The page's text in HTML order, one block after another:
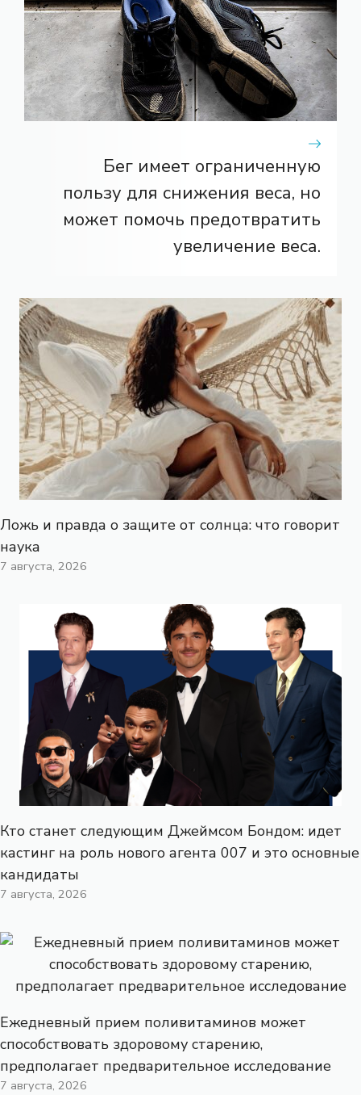
Бег имеет ограниченную
пользу для снижения веса, но
может помочь предотвратить
увеличение веса.
Ложь и правда о защите от солнца: что говорит
наука
7 августа, 2026
Кто станет следующим Джеймсом Бондом: идет
кастинг на роль нового агента 007 и это основные
кандидаты
7 августа, 2026
Ежедневный прием поливитаминов может
способствовать здоровому старению,
предполагает предварительное исследование
7 августа, 2026